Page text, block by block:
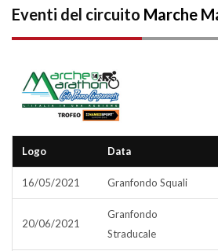
Eventi del circuito Marche
Logo Data
16/05/2021 Granfondo Squali
20/06/2021
Granfondo
Straducale